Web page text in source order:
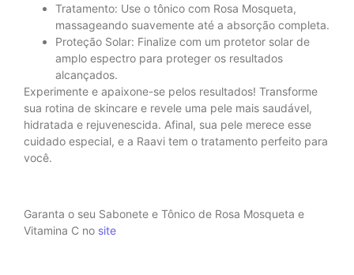
Tratamento: Use o tônico com Rosa Mosqueta,
massageando suavemente até a absorção completa.
Proteção Solar: Finalize com um protetor solar de
amplo espectro para proteger os resultados
alcançados.
Experimente e apaixone-se pelos resultados! Transforme
sua rotina de skincare e revele uma pele mais saudável,
hidratada e rejuvenescida. Afinal, sua pele merece esse
cuidado especial, e a Raavi tem o tratamento perfeito para
você.
Garanta o seu Sabonete e Tônico de Rosa Mosqueta e
Vitamina C no site